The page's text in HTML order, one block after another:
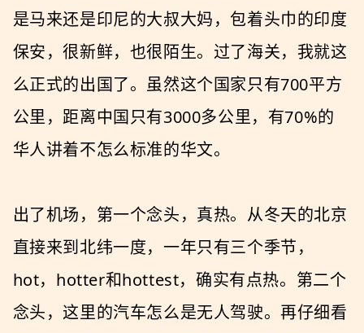
是马来还是印尼的大叔大妈，包着头巾的印度
保安，很新鲜，也很陌生。过了海关，我就这
么正式的出国了。虽然这个国家只有700平方
公里，距离中国只有3000多公里，有70%的
华人讲着不怎么标准的华文。
出了机场，第一个念头，真热。从冬天的北京
直接来到北纬一度，一年只有三个季节，
hot，hotter和hottest，确实有点热。第二个
念头，这里的汽车怎么是无人驾驶。再仔细看